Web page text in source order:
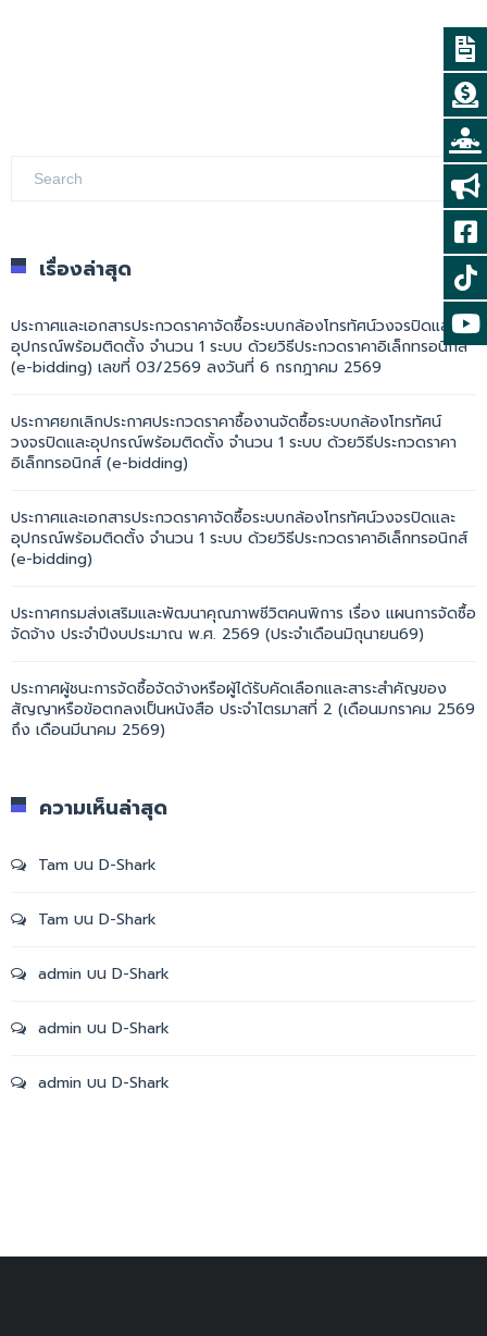
เรื่องล่าสุด
ประกาศและเอกสารประกวดราคาจัดซื้อระบบกล้องโทรทัศน์วงจรปิดและ
อุปกรณ์พร้อมติดตั้ง จำนวน 1 ระบบ ด้วยวิธีประกวดราคาอิเล็กทรอนิกส์
(e-bidding) เลขที่ 03/2569 ลงวันที่ 6 กรกฎาคม 2569
ประกาศยกเลิกประกาศประกวดราคาซื้องานจัดซื้อระบบกล้องโทรทัศน์
วงจรปิดและอุปกรณ์พร้อมติดตั้ง จำนวน 1 ระบบ ด้วยวิธีประกวดราคา
อิเล็กทรอนิกส์ (e-bidding)
ประกาศและเอกสารประกวดราคาจัดซื้อระบบกล้องโทรทัศน์วงจรปิดและ
อุปกรณ์พร้อมติดตั้ง จำนวน 1 ระบบ ด้วยวิธีประกวดราคาอิเล็กทรอนิกส์
(e-bidding)
ประกาศกรมส่งเสริมและพัฒนาคุณภาพชีวิตคนพิการ เรื่อง แผนการจัดซื้อ
จัดจ้าง ประจำปีงบประมาณ พ.ศ. 2569 (ประจำเดือนมิถุนายน69)
ประกาศผู้ชนะการจัดซื้อจัดจ้างหรือผู้ได้รับคัดเลือกและสาระสำคัญของ
สัญญาหรือข้อตกลงเป็นหนังสือ ประจำไตรมาสที่ 2 (เดือนมกราคม 2569
ถึง เดือนมีนาคม 2569)
ความเห็นล่าสุด
Tam บน D-Shark
Tam บน D-Shark
admin บน D-Shark
admin บน D-Shark
admin บน D-Shark